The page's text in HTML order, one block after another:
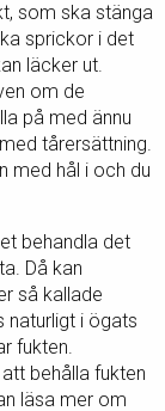
som ska stänga
sprickor i det
läcker ut.
om de
på med ännu
tårersättning.
med hål i och du
behandla det
Då kan
så kallade
naturligt i ögats
fukten.
behålla fukten
läsa mer om